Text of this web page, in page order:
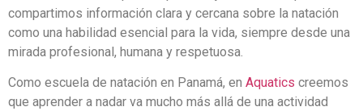
compartimos información clara y cercana sobre la natación
como una habilidad esencial para la vida, siempre desde una
mirada profesional, humana y respetuosa.
Como escuela de natación en Panamá, en Aquatics creemos
que aprender a nadar va mucho más allá de una actividad